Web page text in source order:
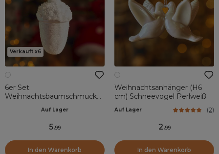
Verkauft x6
6er Set
Weihnachtsbaumschmuck
Auf Lager
5.99
In den Warenkorb
Weihnachtsanhänger (H6
cm) Schneevogel Perlweiß
Auf Lager (2)
2.99
In den Warenkorb